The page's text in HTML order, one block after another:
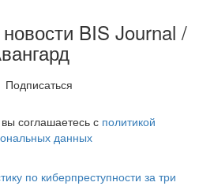
BIS Journal /
Подписаться
соглашаетесь с политикой
данных
по киберпреступности за три